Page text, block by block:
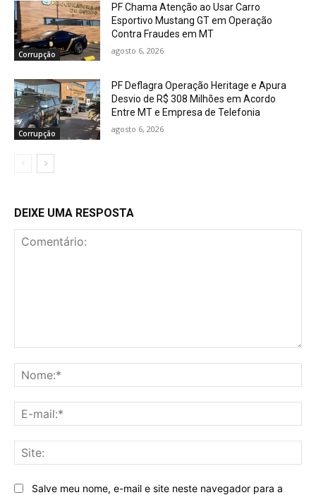
Corrupção
PF Chama Atenção ao Usar Carro
Esportivo Mustang GT em Operação
Contra Fraudes em MT
agosto 6, 2026
Corrupção
PF Deflagra Operação Heritage e Apura
Desvio de R$ 308 Milhões em Acordo
Entre MT e Empresa de Telefonia
agosto 6, 2026
DEIXE UMA RESPOSTA
Salve meu nome, e-mail e site neste navegador para a